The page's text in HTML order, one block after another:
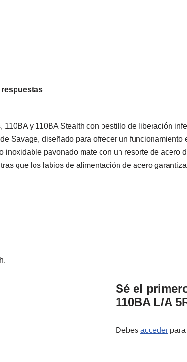
respuestas
y 110BA Stealth con pestillo de liberación
Savage, diseñado para ofrecer un
inoxidable pavonado mate con un resorte de acero
que los labios de alimentación de acero
Sé el
110BA L/A
Debes acceder